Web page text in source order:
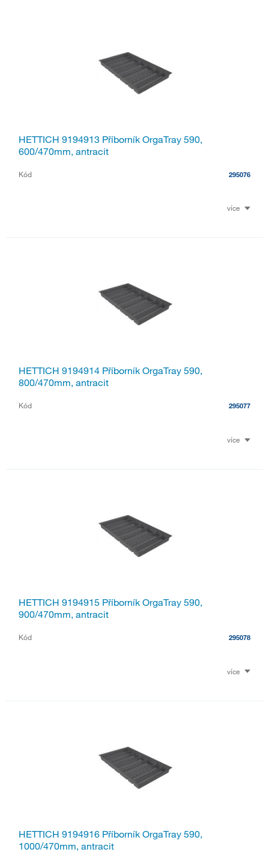
HETTICH 9194913 Příborník OrgaTray 590,
600/470mm, antracit
Kód 295076
více
HETTICH 9194914 Příborník OrgaTray 590,
800/470mm, antracit
Kód 295077
více
HETTICH 9194915 Příborník OrgaTray 590,
900/470mm, antracit
Kód 295078
více
HETTICH 9194916 Příborník OrgaTray 590,
1000/470mm, antracit